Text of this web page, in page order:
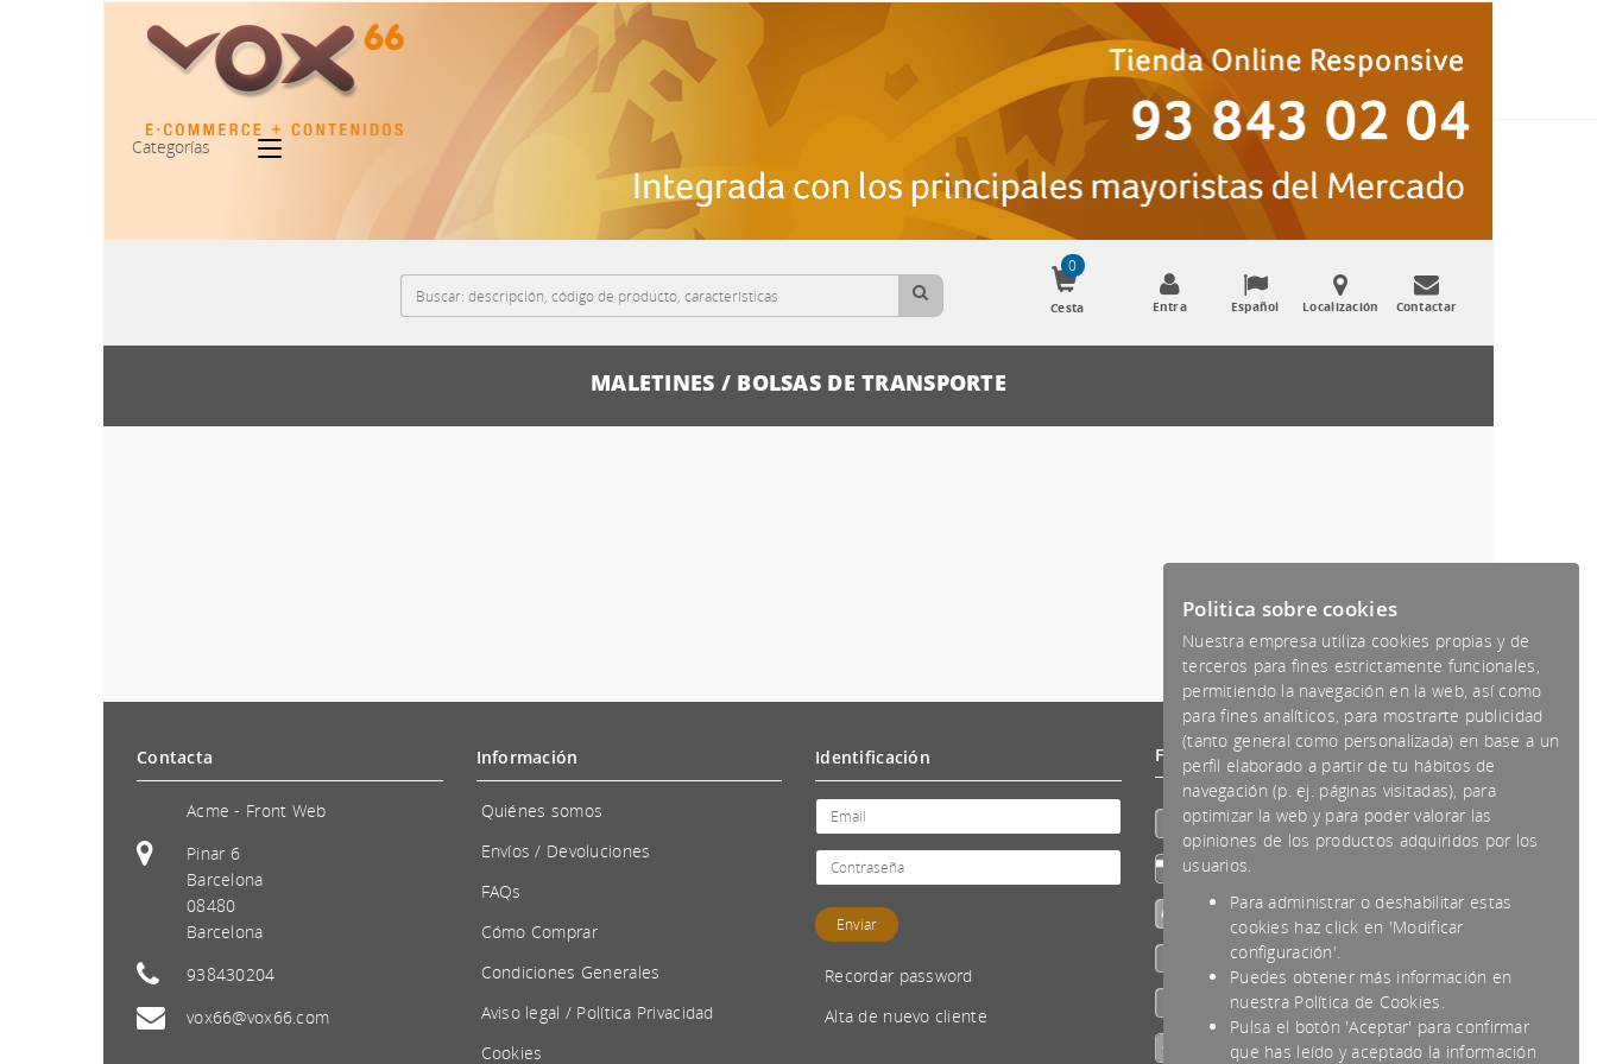
Cesta
0
Entra Español Localización Contactar
Categorías
MALETINES / BOLSAS DE TRANSPORTE
Contacta
Acme - Front Web
Pinar 6
Barcelona
08480
Barcelona
938430204
vox66@vox66.com
Información
Quiénes somos
Envíos / Devoluciones
FAQs
Cómo Comprar
Condiciones Generales
Aviso legal / Política Privacidad
Cookies
Identificación
Recordar password
Alta de nuevo cliente
Formas de pago aceptadas
Transferencia
Tarjeta
Paypal
Contrareembolso
Efectivo
Cofidis (financiado)
Politica sobre cookies
Nuestra empresa utiliza cookies propias y de
terceros para fines estrictamente funcionales,
permitiendo la navegación en la web, así como
para fines analíticos, para mostrarte publicidad
(tanto general como personalizada) en base a un
perfil elaborado a partir de tu hábitos de
navegación (p. ej. páginas visitadas), para
optimizar la web y para poder valorar las
opiniones de los productos adquiridos por los
usuarios.
Para administrar o deshabilitar estas
cookies haz click en 'Modificar
configuración'.
Puedes obtener más información en
nuestra Política de Cookies.
Pulsa el botón 'Aceptar' para confirmar
que has leído y aceptado la información